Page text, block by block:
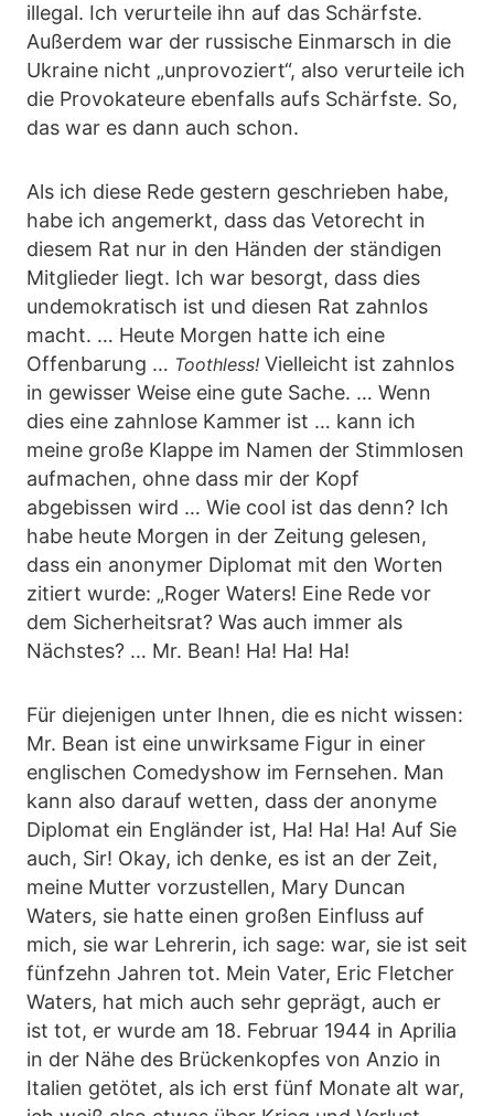
illegal. Ich verurteile ihn auf das Schärfste.
Außerdem war der russische Einmarsch in die
Ukraine nicht „unprovoziert“, also verurteile ich
die Provokateure ebenfalls aufs Schärfste. So,
das war es dann auch schon.
Als ich diese Rede gestern geschrieben habe,
habe ich angemerkt, dass das Vetorecht in
diesem Rat nur in den Händen der ständigen
Mitglieder liegt. Ich war besorgt, dass dies
undemokratisch ist und diesen Rat zahnlos
macht. … Heute Morgen hatte ich eine
Offenbarung … Toothless! Vielleicht ist zahnlos
in gewisser Weise eine gute Sache. … Wenn
dies eine zahnlose Kammer ist … kann ich
meine große Klappe im Namen der Stimmlosen
aufmachen, ohne dass mir der Kopf
abgebissen wird … Wie cool ist das denn? Ich
habe heute Morgen in der Zeitung gelesen,
dass ein anonymer Diplomat mit den Worten
zitiert wurde: „Roger Waters! Eine Rede vor
dem Sicherheitsrat? Was auch immer als
Nächstes? … Mr. Bean! Ha! Ha! Ha!
Für diejenigen unter Ihnen, die es nicht wissen:
Mr. Bean ist eine unwirksame Figur in einer
englischen Comedyshow im Fernsehen. Man
kann also darauf wetten, dass der anonyme
Diplomat ein Engländer ist, Ha! Ha! Ha! Auf Sie
auch, Sir! Okay, ich denke, es ist an der Zeit,
meine Mutter vorzustellen, Mary Duncan
Waters, sie hatte einen großen Einfluss auf
mich, sie war Lehrerin, ich sage: war, sie ist seit
fünfzehn Jahren tot. Mein Vater, Eric Fletcher
Waters, hat mich auch sehr geprägt, auch er
ist tot, er wurde am 18. Februar 1944 in Aprilia
in der Nähe des Brückenkopfes von Anzio in
Italien getötet, als ich erst fünf Monate alt war,